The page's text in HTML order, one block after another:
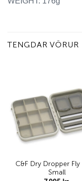
TENGDAR VÖRUR
C&F Dry Dropper Fly
Small